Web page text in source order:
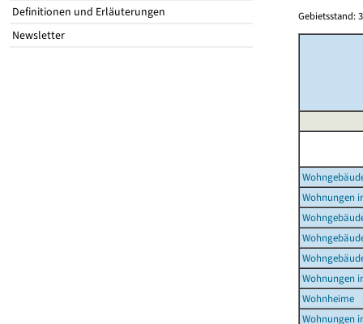
Definitionen und Erläuterungen
Newsletter
Gebietsstand:
Wohnungen
Wohnungen
Wohnheime
Wohnungen